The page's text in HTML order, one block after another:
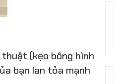
(kẹo bông hình
bạn lan tỏa mạnh